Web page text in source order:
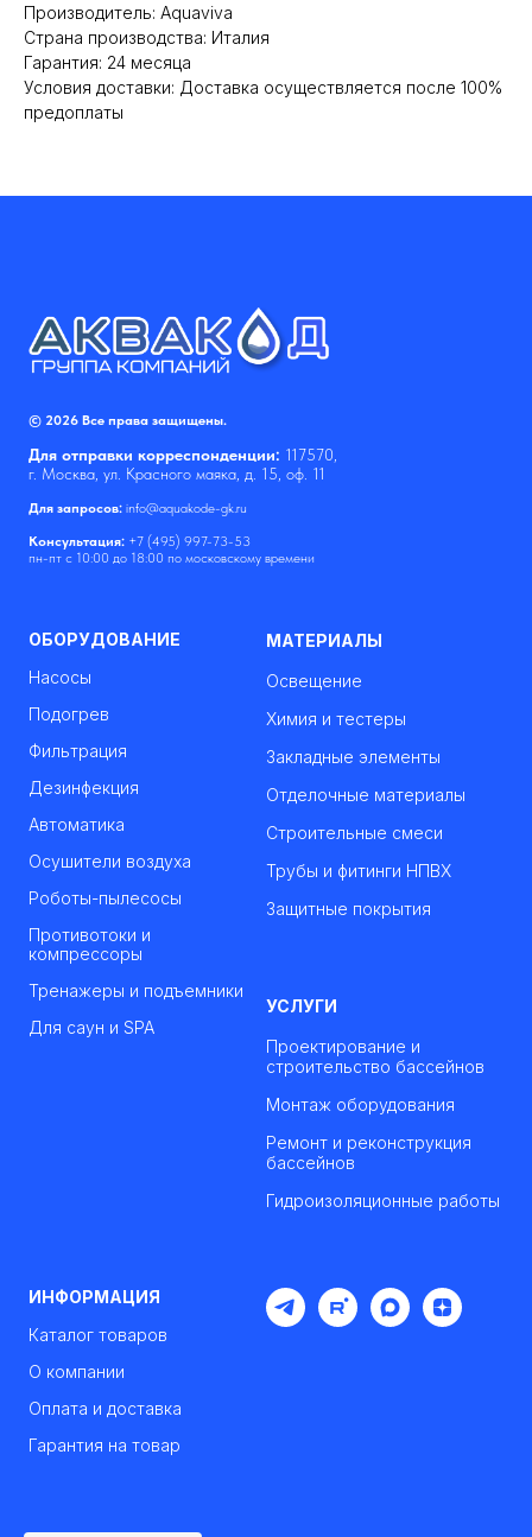
Производитель: Aquaviva
Cтрана производства: Италия
Гарантия: 24 месяца
Условия доставки: Доставка осуществляется после 100%
предоплаты
© 2026 Все права защищены.
Для отправки корреспонденции: 117570,
г. Москва, ул. Красного маяка, д. 15, оф. 11
Для запросов: info@aquakode-gk.ru
Консультация: +7 (495) 997-73-53
пн-пт с 10:00 до 18:00 по московскому времени
ОБОРУДОВАНИЕ
Насосы
Подогрев
Фильтрация
Дезинфекция
Автоматика
Осушители воздуха
Роботы-пылесосы
Противотоки и
компрессоры
Тренажеры и подъемники
Для саун и SPA
МАТЕРИАЛЫ
Освещение
Химия и тестеры
Закладные элементы
Отделочные материалы
Строительные смеси
Трубы и фитинги НПВХ
Защитные покрытия
УСЛУГИ
Проектирование и
строительство бассейнов
Монтаж оборудования
Ремонт и реконструкция
бассейнов
Гидроизоляционные работы
ИНФОРМАЦИЯ
Каталог товаров
О компании
Оплата и доставка
Гарантия на товар